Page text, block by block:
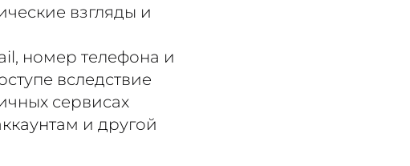
взгляды и
номер телефона и
вследствие
сервисах
и другой